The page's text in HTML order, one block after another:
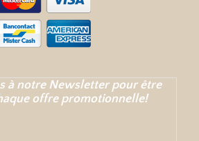
à notre Newsletter pour être
offre promotionnelle!